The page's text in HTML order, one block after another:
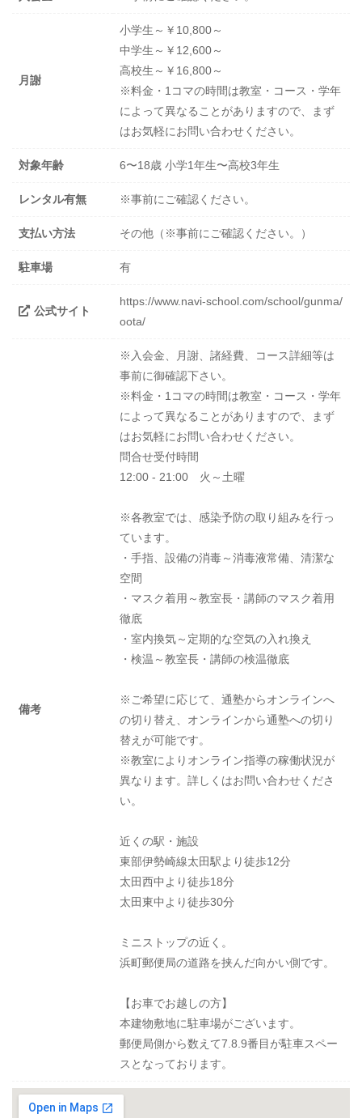
月謝
小学生～￥10,800～
中学生～￥12,600～
高校生～￥16,800～
※料金・1コマの時間は教室・コース・学年
によって異なることがありますので、まず
はお気軽にお問い合わせください。
対象年齢 6〜18歳 小学1年生〜高校3年生
レンタル有無 ※事前にご確認ください。
支払い方法 その他（※事前にご確認ください。）
駐車場 有
公式サイト
https://www.navi-school.com/school/gunma/
oota/
備考
※入会金、月謝、諸経費、コース詳細等は
事前に御確認下さい。
※料金・1コマの時間は教室・コース・学年
によって異なることがありますので、まず
はお気軽にお問い合わせください。
問合せ受付時間
12:00 - 21:00 火～土曜
※各教室では、感染予防の取り組みを行っ
ています。
・手指、設備の消毒～消毒液常備、清潔な
空間
・マスク着用～教室長・講師のマスク着用
徹底
・室内換気～定期的な空気の入れ換え
・検温～教室長・講師の検温徹底
※ご希望に応じて、通塾からオンラインへ
の切り替え、オンラインから通塾への切り
替えが可能です。
※教室によりオンライン指導の稼働状況が
異なります。詳しくはお問い合わせくださ
い。
近くの駅・施設
東部伊勢崎線太田駅より徒歩12分
太田西中より徒歩18分
太田東中より徒歩30分
ミニストップの近く。
浜町郵便局の道路を挟んだ向かい側です。
【お車でお越しの方】
本建物敷地に駐車場がございます。
郵便局側から数えて7.8.9番目が駐車スペー
スとなっております。